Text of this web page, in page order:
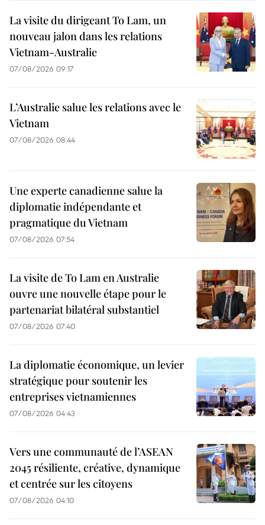
La visite du dirigeant To Lam, un
nouveau jalon dans les relations
Vietnam-Australie
07/08/2026 09:17
L’Australie salue les relations avec le
Vietnam
07/08/2026 08:44
Une experte canadienne salue la
diplomatie indépendante et
pragmatique du Vietnam
07/08/2026 07:54
La visite de To Lam en Australie
ouvre une nouvelle étape pour le
partenariat bilatéral substantiel
07/08/2026 07:40
La diplomatie économique, un levier
stratégique pour soutenir les
entreprises vietnamiennes
07/08/2026 04:43
Vers une communauté de l’ASEAN
2045 résiliente, créative, dynamique
et centrée sur les citoyens
07/08/2026 04:10